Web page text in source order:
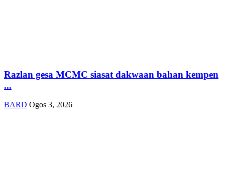
Razlan gesa MCMC siasat dakwaan bahan kempen
...
BARD Ogos 3, 2026